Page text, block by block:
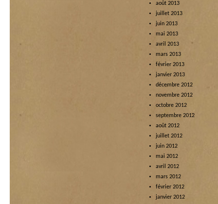
août 2013
juillet 2013
juin 2013
mai 2013
avril 2013
mars 2013
février 2013
janvier 2013
décembre 2012
novembre 2012
octobre 2012
septembre 2012
août 2012
juillet 2012
juin 2012
mai 2012
avril 2012
mars 2012
février 2012
janvier 2012